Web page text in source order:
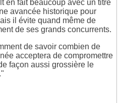
en fait beaucoup avec un titre
avancée historique pour
il évite quand même de
de ses grands concurrents.
de savoir combien de
acceptera de compromettre
façon aussi grossière le